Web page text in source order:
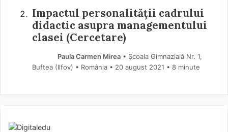
Impactul personalității cadrului
didactic asupra managementului
clasei (Cercetare)
Paula Carmen Mirea• Școala Gimnazială Nr. 1,
Buftea (Ilfov) • România
20 august 2021 • 8 minute